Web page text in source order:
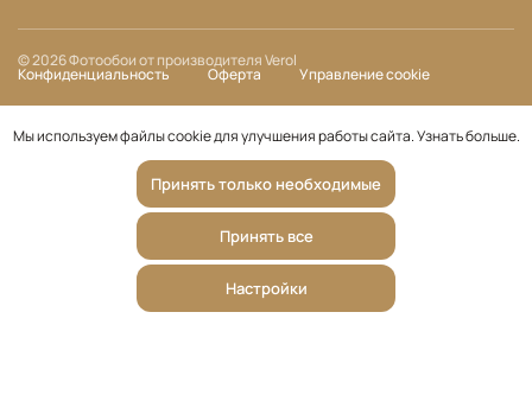
© 2026 Фотообои от производителя Verol
Конфиденциальность Оферта Управление cookie
Мы используем файлы cookie для улучшения работы сайта.Узнать больше.
Принять только необходимые
Принять все
Настройки